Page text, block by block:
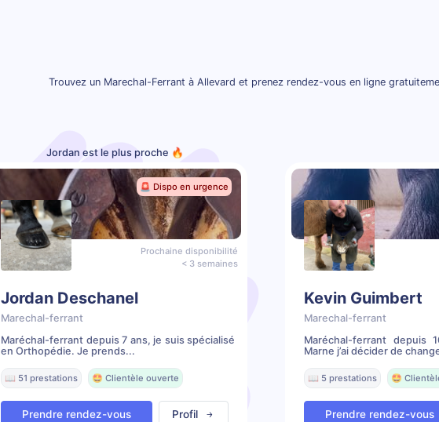
Trouvez un Marechal-Ferrant à Allevard et prenez rendez-vous en ligne
Jordan est le plus proche 🔥
🚨 Dispo en urgence
Prochaine disponibilité
< 3 semaines
Jordan Deschanel
Marechal-ferrant
Maréchal-ferrant depuis 7 ans, je suis spécialisé
en Orthopédie. Je prends...
📖 51 prestations 🤩 Clientèle ouverte
Prendre rendez-vous Profil
Kevin Guimbert
Marechal-ferrant
Maréchal-ferrant depuis
Marne j’ai décider de
📖 5 prestations 🤩
Prendre rendez-vous